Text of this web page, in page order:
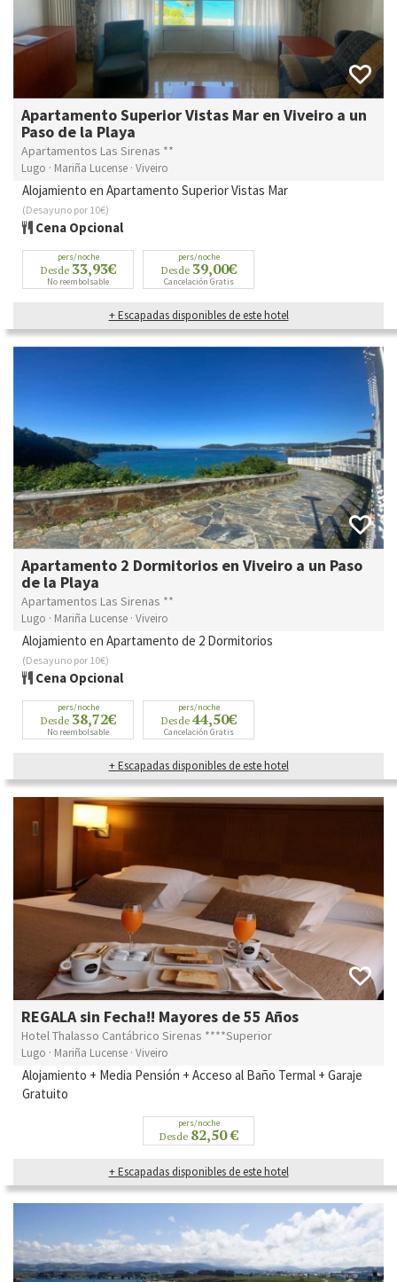
Apartamento Superior Vistas Mar en Viveiro a un
Paso de la Playa
Apartamentos Las Sirenas **
Lugo · Mariña Lucense · Viveiro
Alojamiento en Apartamento Superior Vistas Mar
(Desayuno por 10€)
Cena Opcional
pers/noche
Desde 33,93€
No reembolsable
pers/noche
Desde 39,00€
Cancelación Gratis
+ Escapadas disponibles de este hotel
Apartamento 2 Dormitorios en Viveiro a un Paso
de la Playa
Apartamentos Las Sirenas **
Lugo · Mariña Lucense · Viveiro
Alojamiento en Apartamento de 2 Dormitorios
(Desayuno por 10€)
Cena Opcional
pers/noche
Desde 38,72€
No reembolsable
pers/noche
Desde 44,50€
Cancelación Gratis
+ Escapadas disponibles de este hotel
REGALA sin Fecha!! Mayores de 55 Años
Hotel Thalasso Cantábrico Sirenas ****Superior
Lugo · Mariña Lucense · Viveiro
Alojamiento + Media Pensión + Acceso al Baño Termal + Garaje
Gratuito
pers/noche
Desde 82,50 €
+ Escapadas disponibles de este hotel